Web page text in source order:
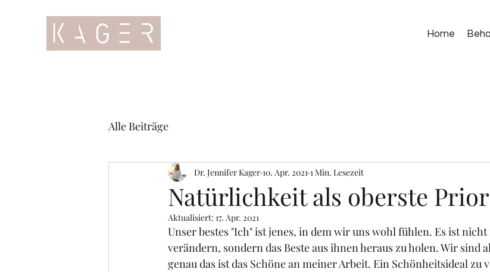
Home
Alle Beiträge
Natürlichkeit als oberste
Dr. Jennifer Kager 10. Apr. 2021 1 Min. Lesezeit
Aktualisiert: 17. Apr. 2021
Unser bestes "Ich" ist jenes, in dem wir uns wohl fühlen. Es ist
verändern, sondern das Beste aus ihnen heraus zu holen. Wir sind
genau das ist das Schöne an meiner Arbeit. Ein Schönheitsideal zu